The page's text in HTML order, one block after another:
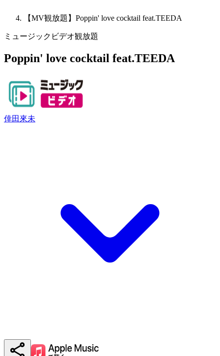
【MV観放題】Poppin' love cocktail feat.TEEDA
ミュージックビデオ観放題
Poppin' love cocktail feat.TEEDA
倖田來未